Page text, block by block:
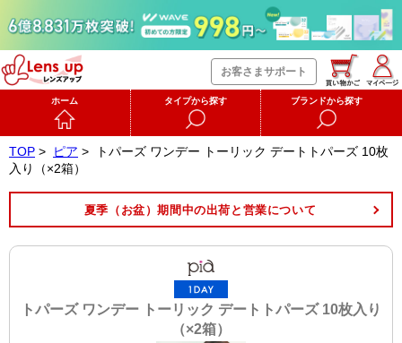
お客さまサポート
ホーム タイプから探す ブランドから探す
TOP > ピア >
トパーズ ワンデー トーリック デートトパーズ 10枚
入り（×2箱）
夏季（お盆）期間中の出荷と営業について
トパーズ ワンデー トーリック デートトパーズ 10枚入り
（×2箱）